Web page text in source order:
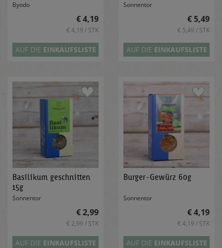
Byodo
€ 4,19
€ 4,19 / STK
AUF DIE EINKAUFSLISTE
Sonnentor
€ 5,49
€ 5,49 / STK
AUF DIE EINKAUFSLISTE
Basilikum geschnitten
15g
Sonnentor
€ 2,99
€ 2,99 / STK
AUF DIE EINKAUFSLISTE
Burger-Gewürz 60g
Sonnentor
€ 4,19
€ 4,19 / STK
AUF DIE EINKAUFSLISTE